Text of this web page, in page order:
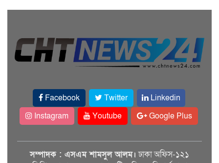
Facebook Twitter
Linkedin
Instagram
Youtube Google Plus
সম্পাদক : এসএম শামসুল আলম। ঢাকা অফিস-১২১